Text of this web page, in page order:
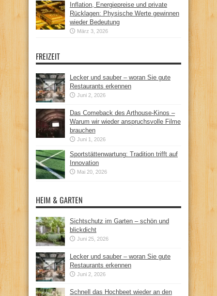
Inflation, Energiepreise und private
Rücklagen: Physische Werte gewinnen
wieder Bedeutung
März 3, 2026
FREIZEIT
Lecker und sauber – woran Sie gute
Restaurants erkennen
Juni 2, 2026
Das Comeback des Arthouse-Kinos –
Warum wir wieder anspruchsvolle Filme
brauchen
Juni 1, 2026
Sportstättenwartung: Tradition trifft auf
Innovation
Mai 20, 2026
HEIM & GARTEN
Sichtschutz im Garten – schön und
blickdicht
Juni 25, 2026
Lecker und sauber – woran Sie gute
Restaurants erkennen
Juni 2, 2026
Schnell das Hochbeet wieder an den